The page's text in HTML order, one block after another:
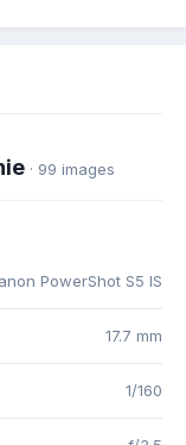
· 99 images
PowerShot S5 IS
17.7 mm
1/160